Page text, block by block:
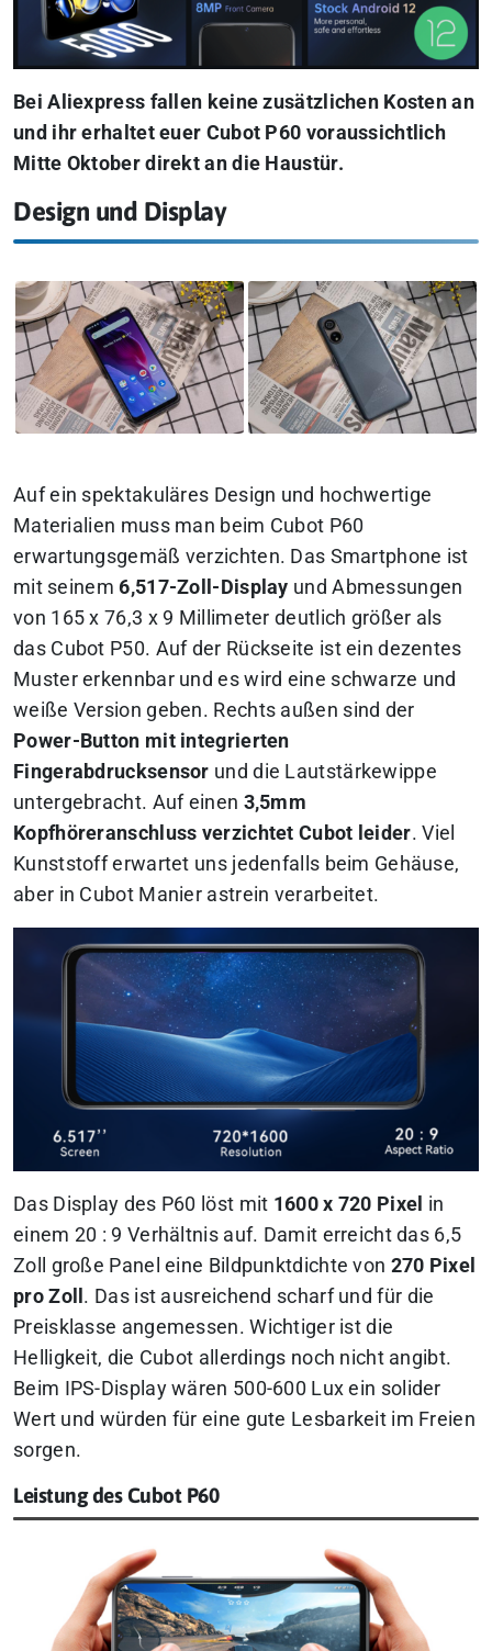
Bei Aliexpress fallen keine zusätzlichen Kosten an
und ihr erhaltet euer Cubot P60 voraussichtlich
Mitte Oktober direkt an die Haustür.
Design und Display
Auf ein spektakuläres Design und hochwertige
Materialien muss man beim Cubot P60
erwartungsgemäß verzichten. Das Smartphone ist
mit seinem6,517-Zoll-Display und Abmessungen
von 165 x 76,3 x 9 Millimeter deutlich größer als
das Cubot P50. Auf der Rückseite ist ein dezentes
Muster erkennbar und es wird eine schwarze und
weiße Version geben. Rechts außen sind der
Power-Button mit integrierten
Fingerabdrucksensor und die Lautstärkewippe
untergebracht. Auf einen 3,5mm
Kopfhöreranschluss verzichtet Cubot leider. Viel
Kunststoff erwartet uns jedenfalls beim Gehäuse,
aber in Cubot Manier astrein verarbeitet.
Das Display des P60 löst mit 1600 x 720 Pixel in
einem 20 : 9 Verhältnis auf. Damit erreicht das 6,5
Zoll große Panel eine Bildpunktdichte von 270 Pixel
pro Zoll . Das ist ausreichend scharf und für die
Preisklasse angemessen. Wichtiger ist die
Helligkeit, die Cubot allerdings noch nicht angibt.
Beim IPS-Display wären 500-600 Lux ein solider
Wert und würden für eine gute Lesbarkeit im Freien
sorgen.
Leistung des Cubot P60